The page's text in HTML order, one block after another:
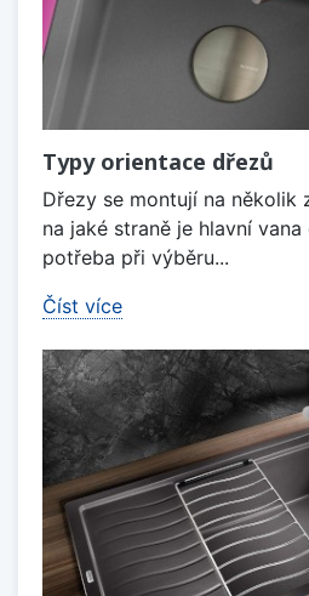
Typy orientace dřezů
Dřezy se montují na několik
na jaké straně je hlavní
potřeba při výběru...
Číst více